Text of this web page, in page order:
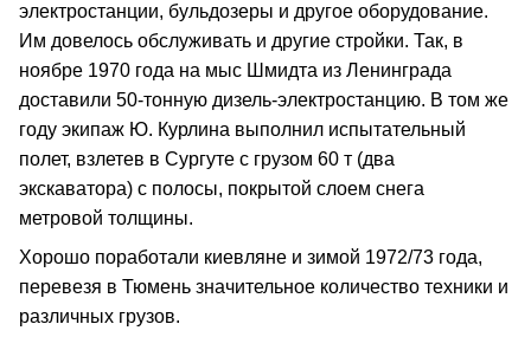
электростанции, бульдозеры и другое оборудование.
Им довелось обслуживать и другие стройки. Так, в
ноябре 1970 года на мыс Шмидта из Ленинграда
доставили 50‑тонную дизель‑электростанцию. В том же
году экипаж Ю. Курлина выполнил испытательный
полет, взлетев в Сургуте с грузом 60 т (два
экскаватора) с полосы, покрытой слоем снега
метровой толщины.
Хорошо поработали киевляне и зимой 1972/73 года,
перевезя в Тюмень значительное количество техники и
различных грузов.